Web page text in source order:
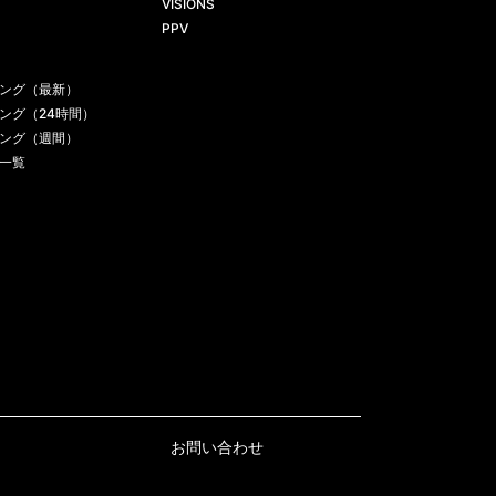
グ（最新）
グ（24時間）
グ（週間）
覧
VISIONS
PPV
お問い合わせ